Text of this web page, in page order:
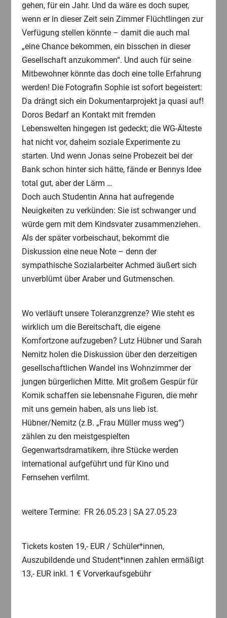
gehen, für ein Jahr. Und da wäre es doch super,
wenn er in dieser Zeit sein Zimmer Flüchtlingen zur
Verfügung stellen könnte – damit die auch mal
„eine Chance bekommen, ein bisschen in dieser
Gesellschaft anzukommen“. Und auch für seine
Mitbewohner könnte das doch eine tolle Erfahrung
werden! Die Fotografin Sophie ist sofort begeistert:
Da drängt sich ein Dokumentarprojekt ja quasi auf!
Doros Bedarf an Kontakt mit fremden
Lebenswelten hingegen ist gedeckt; die WG-Älteste
hat nicht vor, daheim soziale Experimente zu
starten. Und wenn Jonas seine Probezeit bei der
Bank schon hinter sich hätte, fände er Bennys Idee
total gut, aber der Lärm …
Doch auch Studentin Anna hat aufregende
Neuigkeiten zu verkünden: Sie ist schwanger und
würde gern mit dem Kindsvater zusammenziehen.
Als der später vorbeischaut, bekommt die
Diskussion eine neue Note – denn der
sympathische Sozialarbeiter Achmed äußert sich
unverblümt über Araber und Gutmenschen.
Wo verläuft unsere Toleranzgrenze? Wie steht es
wirklich um die Bereitschaft, die eigene
Komfortzone aufzugeben? Lutz Hübner und Sarah
Nemitz holen die Diskussion über den derzeitigen
gesellschaftlichen Wandel ins Wohnzimmer der
jungen bürgerlichen Mitte. Mit großem Gespür für
Komik schaffen sie lebensnahe Figuren, die mehr
mit uns gemein haben, als uns lieb ist.
Hübner/Nemitz (z.B. „Frau Müller muss weg“)
zählen zu den meistgespielten
Gegenwartsdramatikern, ihre Stücke werden
international aufgeführt und für Kino und
Fernsehen verfilmt.
weitere Termine: FR 26.05.23 | SA 27.05.23
Tickets kosten 19,- EUR / Schüler*innen,
Auszubildende und Student*innen zahlen ermäßigt
13,- EUR inkl. 1 € Vorverkaufsgebühr